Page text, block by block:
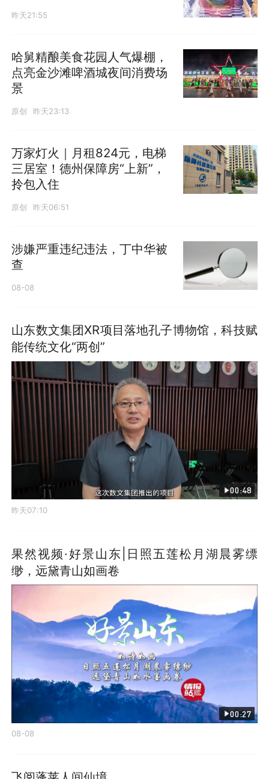
昨天21:55
哈舅精酿美食花园人气爆棚，
点亮金沙滩啤酒城夜间消费场
景
原创 昨天23:13
万家灯火｜月租824元，电梯
三居室！德州保障房“上新”，
拎包入住
原创 昨天06:51
涉嫌严重违纪违法，丁中华被
查
08-08
山东数文集团XR项目落地孔子博物馆，科技赋
能传统文化“两创”
00:48
昨天07:10
果然视频·好景山东|日照五莲松月湖晨雾缥
缈，远黛青山如画卷
00:27
08-08